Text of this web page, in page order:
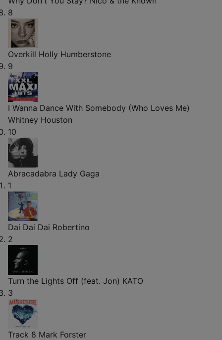
8
Overkill Holly Humberstone
9
I Wanna Dance With Somebody (Who Loves Me)
Whitney Houston
10
Abracadabra Lady Gaga
1
Dai Dai Dai Robertino
2
Turn the Lights Off (feat. Jon) KATO
3
Track 8 Mark Forster